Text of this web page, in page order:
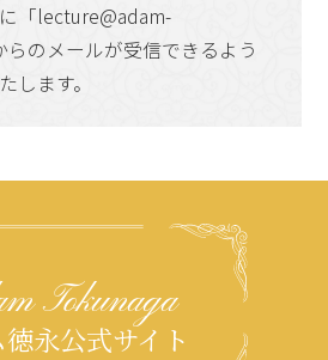
「lecture@adam-
のメールが受信できるよう
します。
Tokunaga
徳永公式サイト